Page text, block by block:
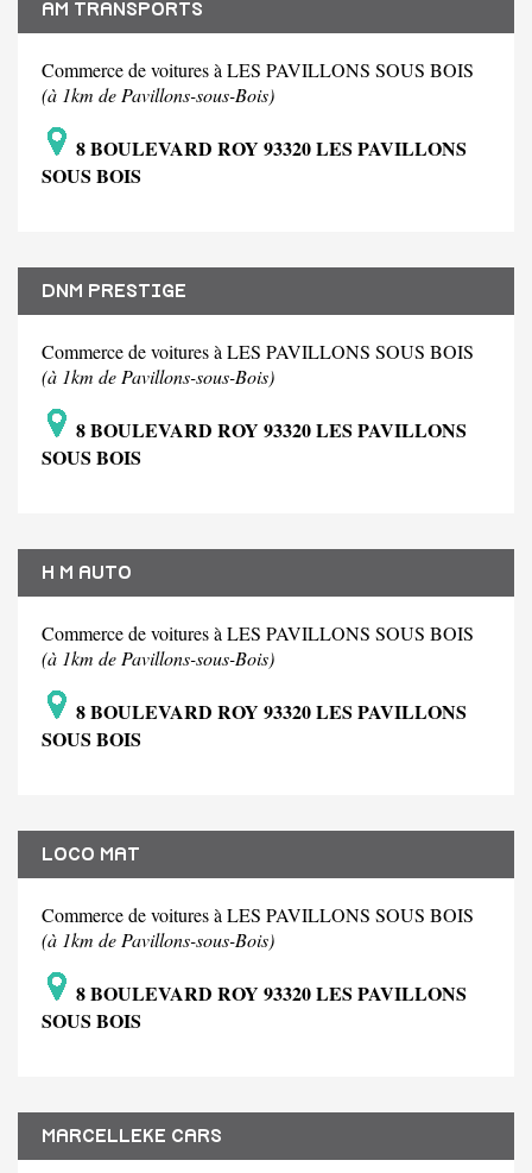
AM TRANSPORTS
Commerce de voitures à LES PAVILLONS SOUS BOIS
(à 1km de Pavillons-sous-Bois)
8 BOULEVARD ROY 93320 LES PAVILLONS
SOUS BOIS
DNM PRESTIGE
Commerce de voitures à LES PAVILLONS SOUS BOIS
(à 1km de Pavillons-sous-Bois)
8 BOULEVARD ROY 93320 LES PAVILLONS
SOUS BOIS
H M AUTO
Commerce de voitures à LES PAVILLONS SOUS BOIS
(à 1km de Pavillons-sous-Bois)
8 BOULEVARD ROY 93320 LES PAVILLONS
SOUS BOIS
LOCO MAT
Commerce de voitures à LES PAVILLONS SOUS BOIS
(à 1km de Pavillons-sous-Bois)
8 BOULEVARD ROY 93320 LES PAVILLONS
SOUS BOIS
MARCELLEKE CARS